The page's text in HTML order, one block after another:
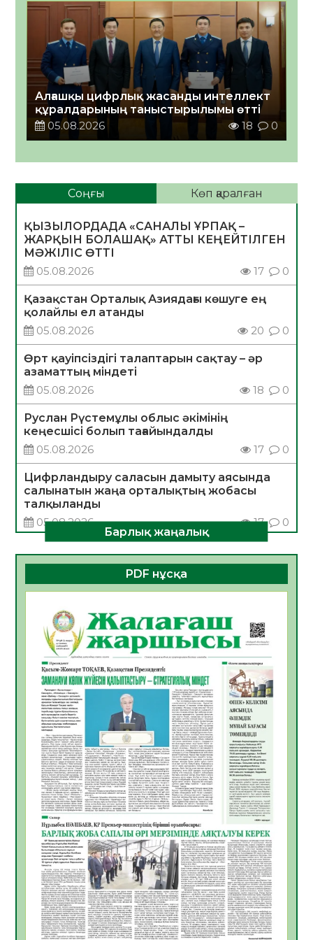
Алғашқы цифрлық жасанды интеллект
құралдарының таныстырылымы өтті
05.08.2026
18 0
Соңғы Көп қаралған
ҚЫЗЫЛОРДАДА «САНАЛЫ ҰРПАҚ –
ЖАРҚЫН БОЛАШАҚ» АТТЫ КЕҢЕЙТІЛГЕН
МӘЖІЛІС ӨТТІ
05.08.2026
17 0
Қазақстан Орталық Азиядағы көшуге ең
қолайлы ел атанды
05.08.2026
20 0
Өрт қауіпсіздігі талаптарын сақтау – әр
азаматтың міндеті
05.08.2026
18 0
Руслан Рүстемұлы облыс әкімінің
кеңесшісі болып тағайындалды
05.08.2026
17 0
Цифрландыру саласын дамыту аясында
салынатын жаңа орталықтың жобасы
талқыланды
05.08.2026
17 0
құралдарының таныстырылымы өтті
05.08.2026
18 0
Қазақстандықтардың 72,3%-ы жаңа
Құрылтай үшін дауыс беруге дайын
05.08.2026
19
ӘРБІР ДАУЫС – ҚОҒАМ ДАМУЫНА
ҚОСЫЛҒАН ҮЛЕС
05.08.2026
26
ҚҰРЫЛТАЙ САЙЛАУЫ – БІРЛІК ПЕН
ЖАУАПКЕРШІЛІККЕ БАСТАЙТЫН ҚАДАМ
05.08.2026
24
Мектептен – Ұлттық ұлан сапына
04.08.2026
34
Үкіметтік емес ұйымдарға арналған
сыйлықақы конкурсына өтінім қабылдау
басталды
04.08.2026
38
Үкіметте Президенттің отандық тауарды
қолдау жөніндегі тапсырмаларының
жүзеге асырылу барысы қаралуда
Барлық жаңалық
PDF нұсқа